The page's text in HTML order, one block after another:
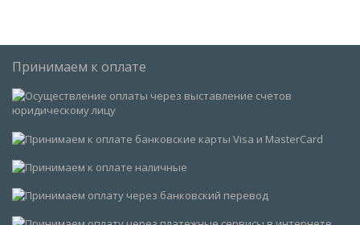
Принимаем к оплате